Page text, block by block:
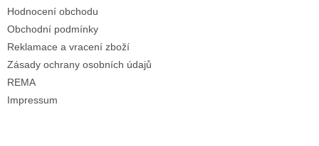
Hodnocení obchodu
Obchodní podmínky
Reklamace a vracení zboží
Zásady ochrany osobních údajů
REMA
Impressum